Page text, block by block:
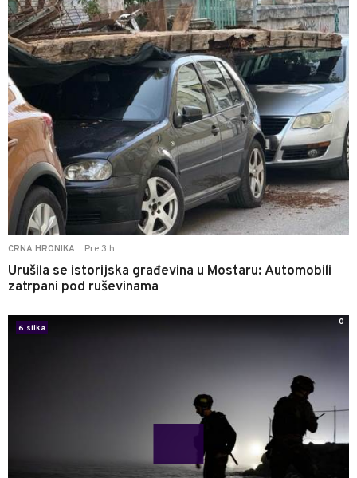
CRNA HRONIKA Pre 3 h
Urušila se istorijska građevina u Mostaru: Automobili
zatrpani pod ruševinama
6 slika
0